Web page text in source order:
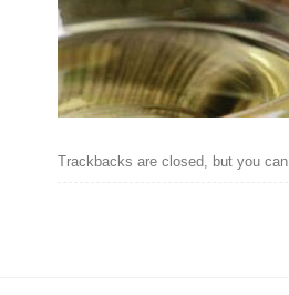
Trackbacks are closed, but you can